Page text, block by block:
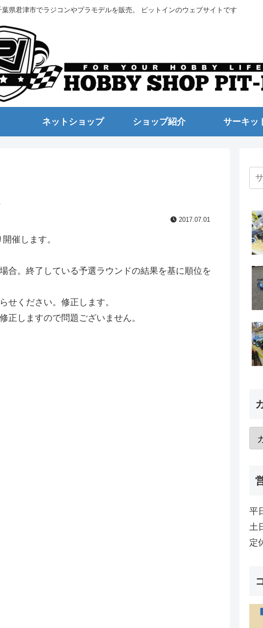
葉県君津市でラジコンやプラモデルを販売。 ピットインのウェブサイトです
ネットショップ ショップ紹介 サーキッ
2017.07.01
催します。
合。終了している予選ラウンドの結果を基に順位を
せください。修正します。
正しますので問題ございません。
平
土
定